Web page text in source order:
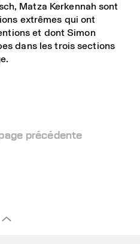
Matza Kerkennah sont
extrêmes qui ont
et dont Simon
dans les trois sections
précédente